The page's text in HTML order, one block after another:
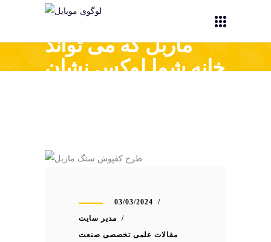
14 طرح کفپوش سنگ
ماربل که می تواند
خانه شما لوکس نشان
03/03/2024
مدیر سایت
مقالات علمی تخصصی صنعت